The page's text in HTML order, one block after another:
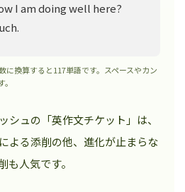
I am doing well here?
換算すると117単語です。スペースやカン
シュの「英作文チケット」は、
による添削の他、進化が止まらな
も人気です。